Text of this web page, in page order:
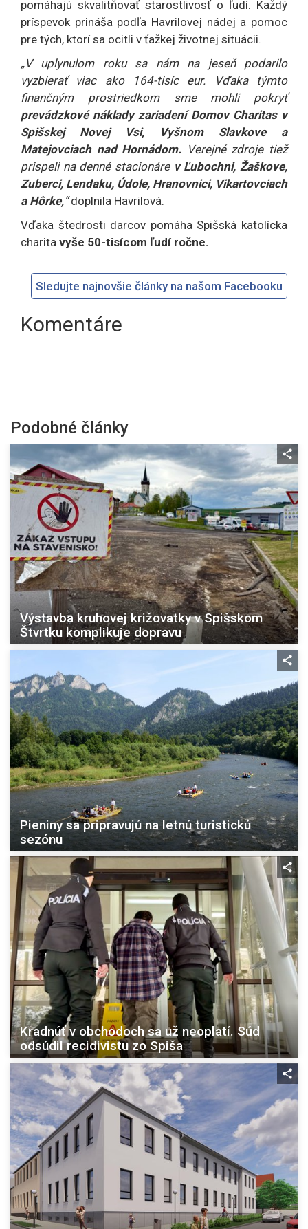
pomáhajú skvalitňovať starostlivosť o ľudí. Každý
príspevok prináša podľa Havrilovej nádej a pomoc
pre tých, ktorí sa ocitli v ťažkej životnej situácii.
„V uplynulom roku sa nám na jeseň podarilo
vyzbierať viac ako 164-tisíc eur. Vďaka týmto
finančným prostriedkom sme mohli pokryť
prevádzkové náklady zariadení Domov Charitas v
Spišskej Novej Vsi, Vyšnom Slavkove a
Matejovciach nad Hornádom. Verejné zdroje tiež
prispeli na denné stacionárev Ľubochni, Žaškove,
Zuberci, Lendaku, Údole, Hranovnici, Vikartovciach
a Hôrke,“doplnila Havrilová.
Vďaka štedrosti darcov pomáha Spišská katolícka
charita vyše 50-tisícom ľudí ročne.
Sledujte najnovšie články na našom Facebooku
Komentáre
Podobné články
Výstavba kruhovej križovatky v Spišskom
Štvrtku komplikuje dopravu
Pieniny sa pripravujú na letnú turistickú
sezónu
Kradnúť v obchodoch sa už neoplatí. Súd
odsúdil recidivistu zo Spiša